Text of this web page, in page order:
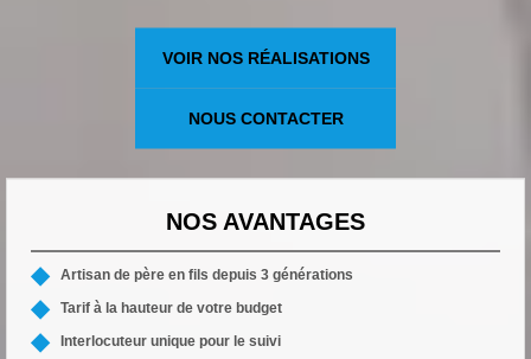
VOIR NOS RÉALISATIONS
NOUS CONTACTER
NOS AVANTAGES
Artisan de père en fils depuis 3 générations
Tarif à la hauteur de votre budget
Interlocuteur unique pour le suivi